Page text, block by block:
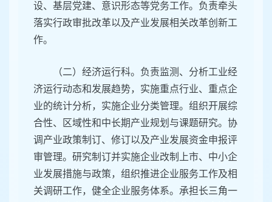
设、基层党建、意识形态等党务工作。负责牵头
落实行政审批改革以及产业发展相关改革创新工
作。
（二）经济运行科。负责监测、分析工业经
济运行动态和发展趋势，实施重点行业、重点企
业的统计分析，实施企业分类管理。组织开展综
合性、区域性和中长期产业规划与课题研究。协
调产业政策制订、修订以及产业发展资金申报评
审管理。研究制订并实施企业改制上市、中小企
业发展措施与政策，组织推进企业服务工作及相
关调研工作，健全企业服务体系。承担长三角一